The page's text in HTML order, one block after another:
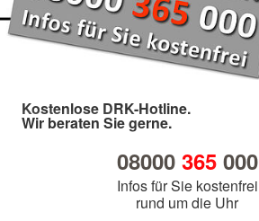
Kostenlose DRK-Hotline.
Wir beraten Sie gerne.
08000 365000
Infos für Sie kostenfrei
rund um die Uhr